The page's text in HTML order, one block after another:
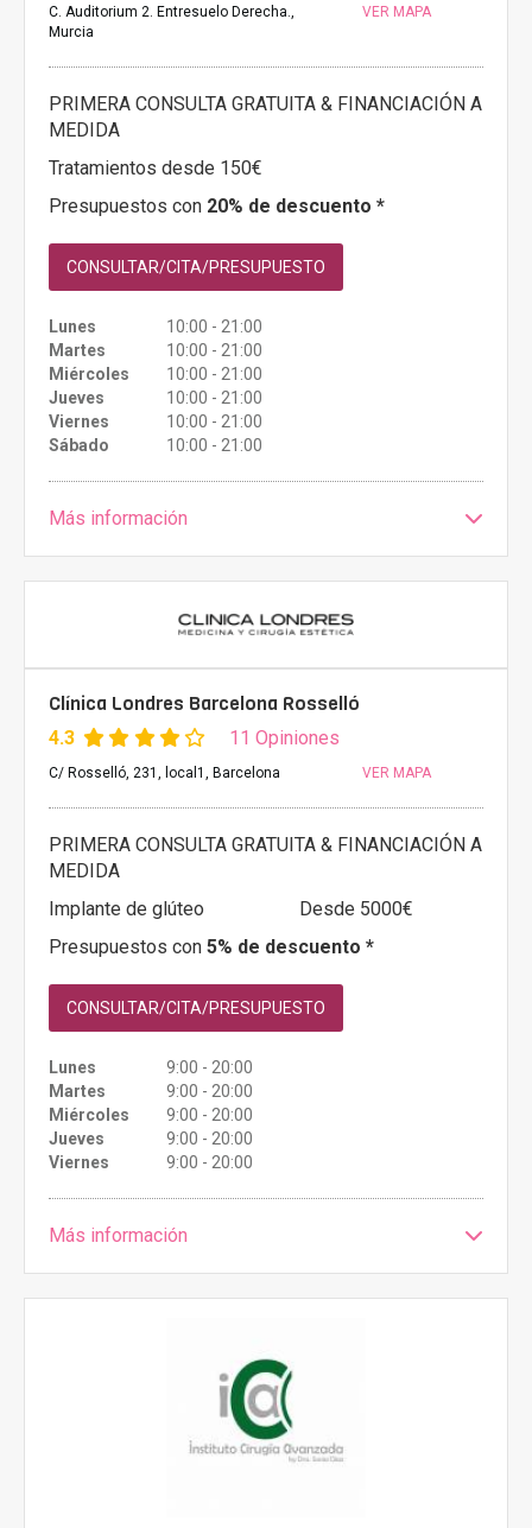
C. Auditorium 2. Entresuelo Derecha.,
Murcia
VER MAPA
PRIMERA CONSULTA GRATUITA & FINANCIACIÓN A
MEDIDA
Tratamientos desde 150€
Presupuestos con 20% de descuento *
CONSULTAR/CITA/PRESUPUESTO
Lunes
10:00 - 21:00
Martes
10:00 - 21:00
Miércoles
10:00 - 21:00
Jueves
10:00 - 21:00
Viernes
10:00 - 21:00
Sábado
10:00 - 21:00
Más información
Clínica Londres Barcelona Rosselló
4.3 11 Opiniones
C/ Rosselló, 231, local1, Barcelona VER MAPA
PRIMERA CONSULTA GRATUITA & FINANCIACIÓN A
MEDIDA
Implante de glúteo
Desde 5000€
Presupuestos con 5% de descuento *
CONSULTAR/CITA/PRESUPUESTO
Lunes
9:00 - 20:00
Martes
9:00 - 20:00
Miércoles
9:00 - 20:00
Jueves
9:00 - 20:00
Viernes
9:00 - 20:00
Más información